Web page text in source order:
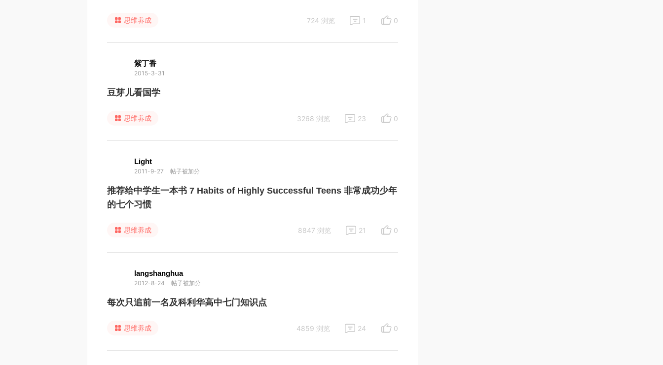
思维养成 724 浏览 1 0
紫丁香
2015-3-31
豆芽儿看国学
思维养成 3268 浏览 23 0
Light
2011-9-27 帖子被加分
推荐给中学生一本书 7 Habits of Highly Successful Teens 非常成功少年
的七个习惯
思维养成 8847 浏览 21 0
langshanghua
2012-8-24 帖子被加分
每次只追前一名及科利华高中七门知识点
思维养成 4859 浏览 24 0